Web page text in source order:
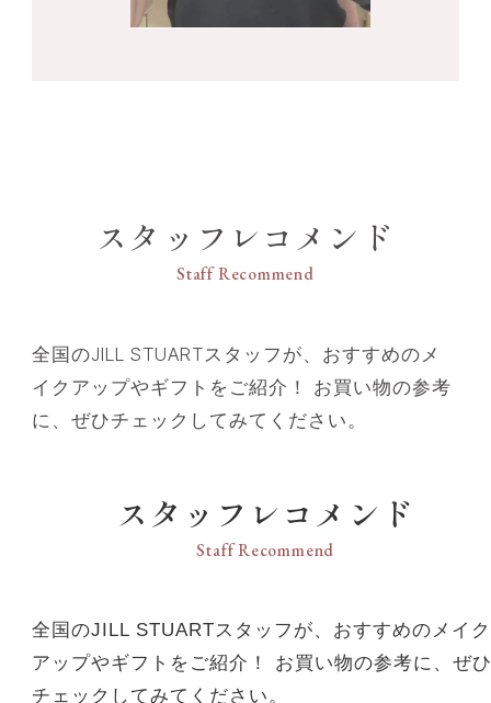
スタッフレコメンド
Staff Recommend
全国のJILL STUARTスタッフが、おすすめのメ
イクアップやギフトをご紹介！ お買い物の参考
に、ぜひチェックしてみてください。
スタッフレコメンド
Staff Recommend
全国のJILL STUARTスタッフが、おすすめのメイク
アップやギフトをご紹介！ お買い物の参考に、ぜひ
チェックしてみてください。